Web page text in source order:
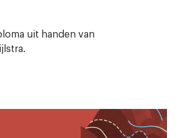
uit handen van